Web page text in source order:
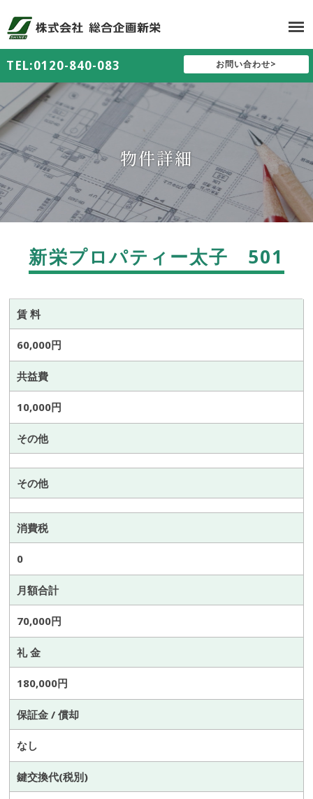
TEL:0120-840-083 お問い合わせ>
物件詳細
新栄プロパティー太子 501
賃 料
60,000円
共益費
10,000円
その他
その他
消費税
0
月額合計
70,000円
礼 金
180,000円
保証金 / 償却
なし
鍵交換代(税別)